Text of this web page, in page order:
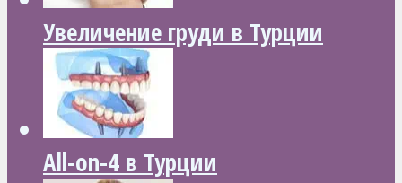
Увеличение груди в Турции
All-on-4 в Турции